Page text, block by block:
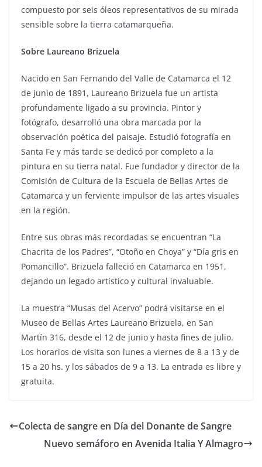
compuesto por seis óleos representativos de su mirada
sensible sobre la tierra catamarqueña.
Sobre Laureano Brizuela
Nacido en San Fernando del Valle de Catamarca el 12
de junio de 1891, Laureano Brizuela fue un artista
profundamente ligado a su provincia. Pintor y
fotógrafo, desarrolló una obra marcada por la
observación poética del paisaje. Estudió fotografía en
Santa Fe y más tarde se dedicó por completo a la
pintura en su tierra natal. Fue fundador y director de la
Comisión de Cultura de la Escuela de Bellas Artes de
Catamarca y un ferviente impulsor de las artes visuales
en la región.
Entre sus obras más recordadas se encuentran “La
Chacrita de los Padres”, “Otoño en Choya” y “Día gris en
Pomancillo”. Brizuela falleció en Catamarca en 1951,
dejando un legado artístico y cultural invaluable.
La muestra “Musas del Acervo” podrá visitarse en el
Museo de Bellas Artes Laureano Brizuela, en San
Martín 316, desde el 12 de junio y hasta fines de julio.
Los horarios de visita son lunes a viernes de 8 a 13 y de
15 a 20 hs. y los sábados de 9 a 13. La entrada es libre y
gratuita.
Colecta de sangre en Día del Donante de Sangre
Nuevo semáforo en Avenida Italia Y Almagro